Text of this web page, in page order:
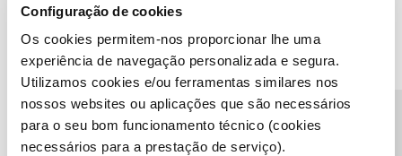
Configuração de cookies
Os cookies permitem-nos proporcionar lhe uma
experiência de navegação personalizada e segura.
Utilizamos cookies e/ou ferramentas similares nos
nossos websites ou aplicações que são necessários
para o seu bom funcionamento técnico (cookies
necessários para a prestação de serviço).
Condições do Fórum NOS Accessibility statement